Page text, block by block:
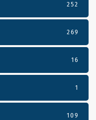
252
269
16
1
109